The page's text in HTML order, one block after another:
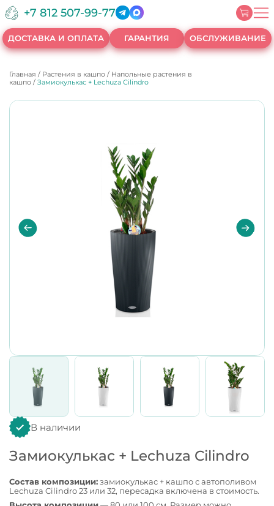
+7 812 507-99-77
ДОСТАВКА И ОПЛАТА ГАРАНТИЯ ОБСЛУЖИВАНИЕ
Главная / Растения в кашпо / Напольные растения в
кашпо /Замиокулькас + Lechuza Cilindro
В наличии
Замиокулькас + Lechuza Cilindro
Состав композиции:замиокулькас + кашпо с автополивом
Lechuza Cilindro 23 или 32, пересадка включена в стоимость.